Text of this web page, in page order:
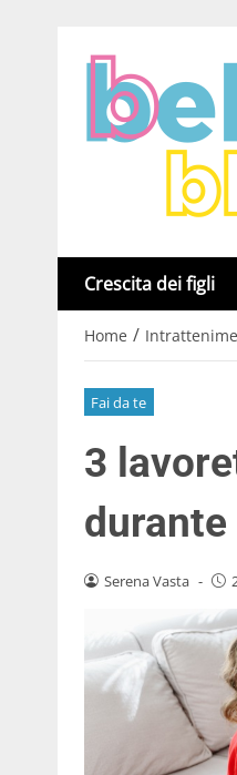
Crescita dei figli
Home /
Fai da te
3
Serena Vasta -